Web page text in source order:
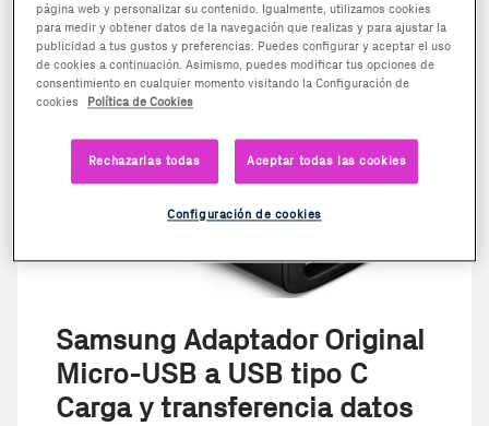
Samsung Adaptador Original
Micro-USB a USB tipo C
Carga y transferencia datos
página web y personalizar su contenido. Igualmente, utilizamos cookies
para medir y obtener datos de la navegación que realizas y para ajustar la
publicidad a tus gustos y preferencias. Puedes configurar y aceptar el uso
de cookies a continuación. Asimismo, puedes modificar tus opciones de
consentimiento en cualquier momento visitando la Configuración de
cookies
Política de Cookies
Rechazarlas todas Aceptar todas las cookies
Configuración de cookies